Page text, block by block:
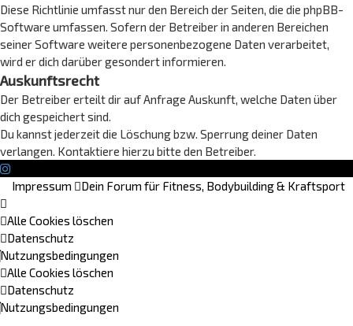
Diese Richtlinie umfasst nur den Bereich der Seiten, die die phpBB-
Software umfassen. Sofern der Betreiber in anderen Bereichen
seiner Software weitere personenbezogene Daten verarbeitet,
wird er dich darüber gesondert informieren.
Auskunftsrecht
Der Betreiber erteilt dir auf Anfrage Auskunft, welche Daten über
dich gespeichert sind.
Du kannst jederzeit die Löschung bzw. Sperrung deiner Daten
verlangen. Kontaktiere hierzu bitte den Betreiber.
Impressum Dein Forum für Fitness, Bodybuilding & Kraftsport
Alle Cookies löschen
Datenschutz
Nutzungsbedingungen
Alle Cookies löschen
Datenschutz
Nutzungsbedingungen